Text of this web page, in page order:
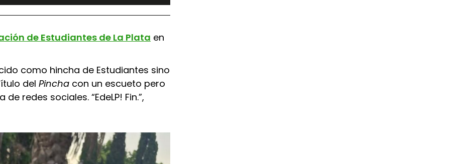
de Estudiantes de La Plata en
como hincha de Estudiantes sino
del Pincha con un escueto pero
redes sociales. “EdeLP! Fin.”,